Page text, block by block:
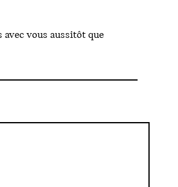
avec vous aussitôt que